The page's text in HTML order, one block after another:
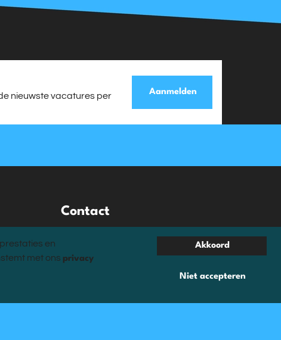
nieuwste vacatures per
Aanmelden
Contact
Facebook
Klachtenprocedure
en
met ons privacy
Akkoord
Niet accepteren